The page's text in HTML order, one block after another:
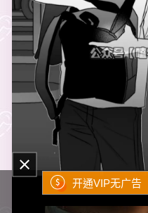
开通VIP无广告